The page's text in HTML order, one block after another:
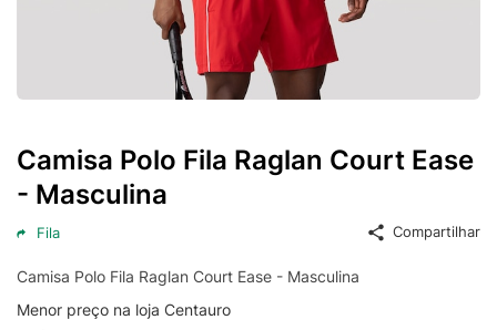
Camisa Polo Fila Raglan Court Ease
- Masculina
Fila Compartilhar
Camisa Polo Fila Raglan Court Ease - Masculina
Menor preço na loja Centauro